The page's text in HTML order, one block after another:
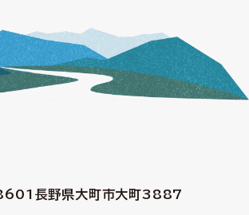
長野県大町市大町3887